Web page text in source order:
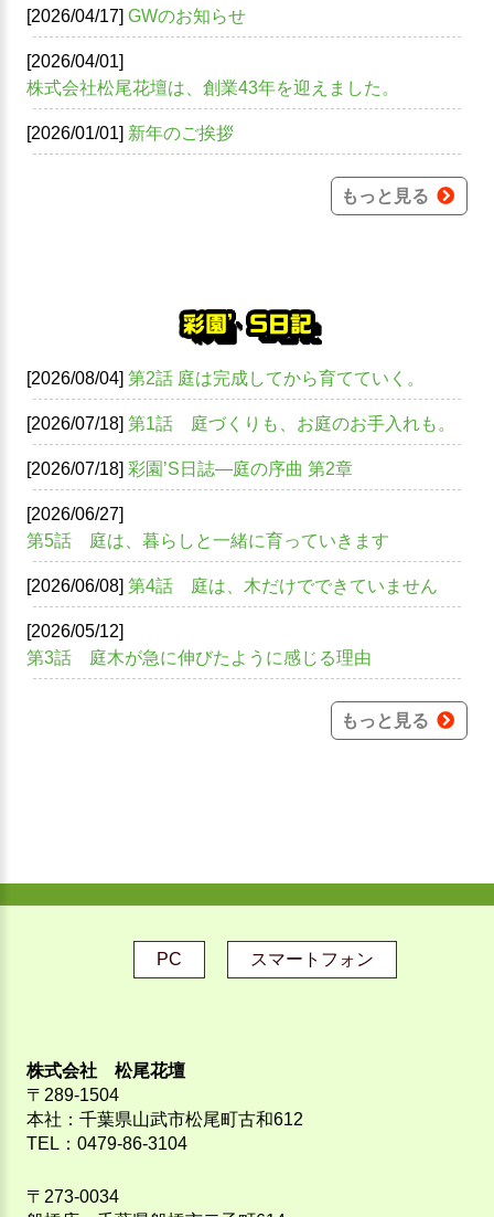
[2026/04/17] GWのお知らせ
[2026/04/01]
株式会社松尾花壇は、創業43年を迎えました。
[2026/01/01] 新年のご挨拶
もっと見る
彩園’S日記
[2026/08/04] 第2話 庭は完成してから育てていく。
[2026/07/18] 第1話 庭づくりも、お庭のお手入れも。
[2026/07/18] 彩園’S日誌―庭の序曲 第2章
[2026/06/27]
第5話 庭は、暮らしと一緒に育っていきます
[2026/06/08] 第4話 庭は、木だけでできていません
[2026/05/12]
第3話 庭木が急に伸びたように感じる理由
もっと見る
PC スマートフォン
株式会社 松尾花壇
〒289-1504
本社：千葉県山武市松尾町古和612
TEL：0479-86-3104
〒273-0034